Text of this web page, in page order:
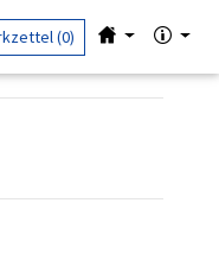
(0)